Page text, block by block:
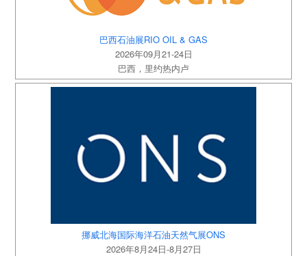
巴西石油展RIO OIL & GAS
2026年09月21-24日
巴西，里约热内卢
挪威北海国际海洋石油天然气展ONS
2026年8月24日-8月27日